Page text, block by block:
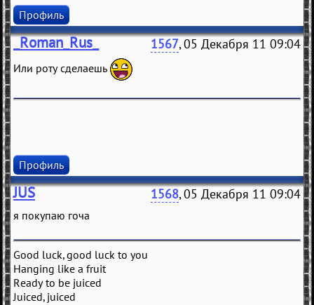
Профиль
_Roman_Rus_ 1567, 05 Декабря 11 09:04
Или роту сделаешь
Профиль
JUS 1568, 05 Декабря 11 09:04
я покупаю гоча
Good luck, good luck to you
Hanging like a fruit
Ready to be juiced
Juiced, juiced